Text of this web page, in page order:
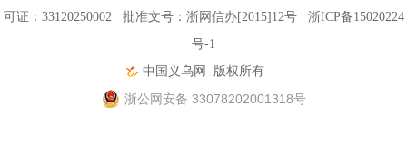
可证：33120250002 批准文号：浙网信办[2015]12号 浙ICP备15020224
号-1
中国义乌网
版权所有
浙公网安备 33078202001318号